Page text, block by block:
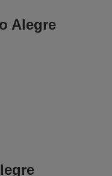
Alegre